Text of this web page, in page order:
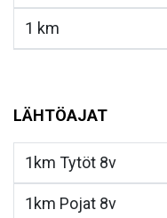
1 km
LÄHTÖAJAT
1km Tytöt 8v
1km Pojat 8v